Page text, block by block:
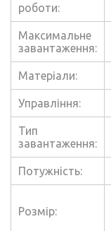
роботи:
Максимальне
завантаження:
Матеріали:
Управління:
Тип
завантаження:
Потужність:
Розмір: